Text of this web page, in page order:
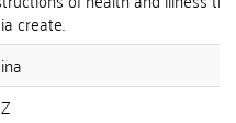
create.